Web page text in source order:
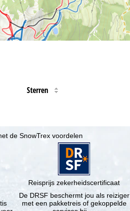
Sterren
de SnowTrex voordelen
Reisprijs zekerheidscertificaat
De DRSF beschermt jou als reiziger
met een pakketreis of gekoppelde